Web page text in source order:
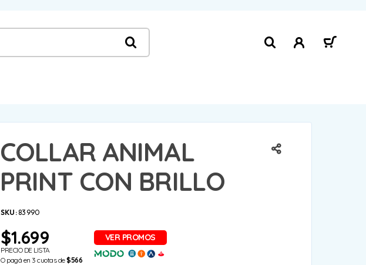
COLLAR ANIMAL
PRINT CON BRILLO
SKU:83990
$1.699
PRECIO DE LISTA
O pagá en 3 cuotas de$566